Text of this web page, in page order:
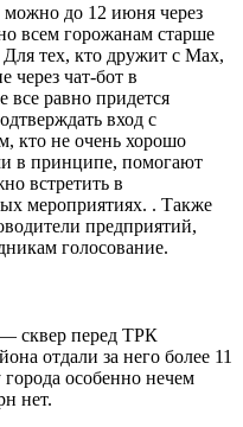
можно до 12 июня через
всем горожанам старше
тех, кто дружит с Мах,
через чат-бот в
все равно придется
вход с
кто не очень хорошо
в принципе, помогают
встретить в
мероприятиях. . Также
предприятий,
голосование.
— сквер перед ТРК
отдали за него более 11
особенно нечем
нет.